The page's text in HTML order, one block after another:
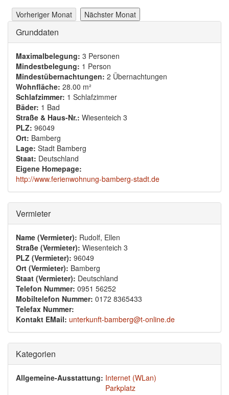
Vorheriger Monat Nächster Monat
Ausblenden
Grunddaten
Maximalbelegung: 3 Personen
Mindestbelegung: 1 Person
Mindestübernachtungen: 2 Übernachtungen
Wohnfläche: 28.00 m²
Schlafzimmer: 1 Schlafzimmer
Bäder: 1 Bad
Straße & Haus-Nr.: Wiesenteich 3
PLZ: 96049
Ort: Bamberg
Lage: Stadt Bamberg
Staat: Deutschland
Eigene Homepage:
http://www.ferienwohnung-bamberg-stadt.de
Ausblenden
Vermieter
Name (Vermieter): Rudolf, Ellen
Straße (Vermieter): Wiesenteich 3
PLZ (Vermieter): 96049
Ort (Vermieter): Bamberg
Staat (Vermieter): Deutschland
Telefon Nummer: 0951 56252
Mobiltelefon Nummer: 0172 8365433
Telefax Nummer:
Kontakt EMail: unterkunft-bamberg@t-online.de
Ausblenden
Kategorien
Allgemeine-Ausstattung: Internet (WLan)
Parkplatz